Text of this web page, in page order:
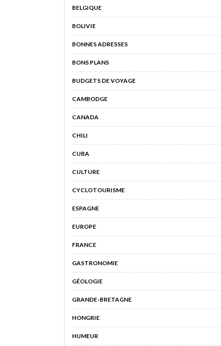
BELGIQUE
BOLIVIE
BONNES ADRESSES
BONS PLANS
BUDGETS DE VOYAGE
CAMBODGE
CANADA
CHILI
CUBA
CULTURE
CYCLOTOURISME
ESPAGNE
EUROPE
FRANCE
GASTRONOMIE
GÉOLOGIE
GRANDE-BRETAGNE
HONGRIE
HUMEUR